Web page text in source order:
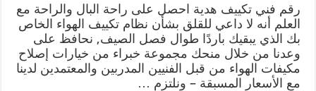
رقم فني تكييف هدية احصل على راحة البال والراحة مع
العلم أنه لا داعي للقلق بشأن نظام تكييف الهواء الخاص
بك الذي يبقيك باردًا طوال فصل الصيف, نحافظ على
وعدنا من خلال منحك مجموعة خبراء من خيارات إصلاح
مكيفات الهواء من قبل الفنيين المدربين والمعتمدين لدينا
مع الأسعار المسبقة – ونلتزم …